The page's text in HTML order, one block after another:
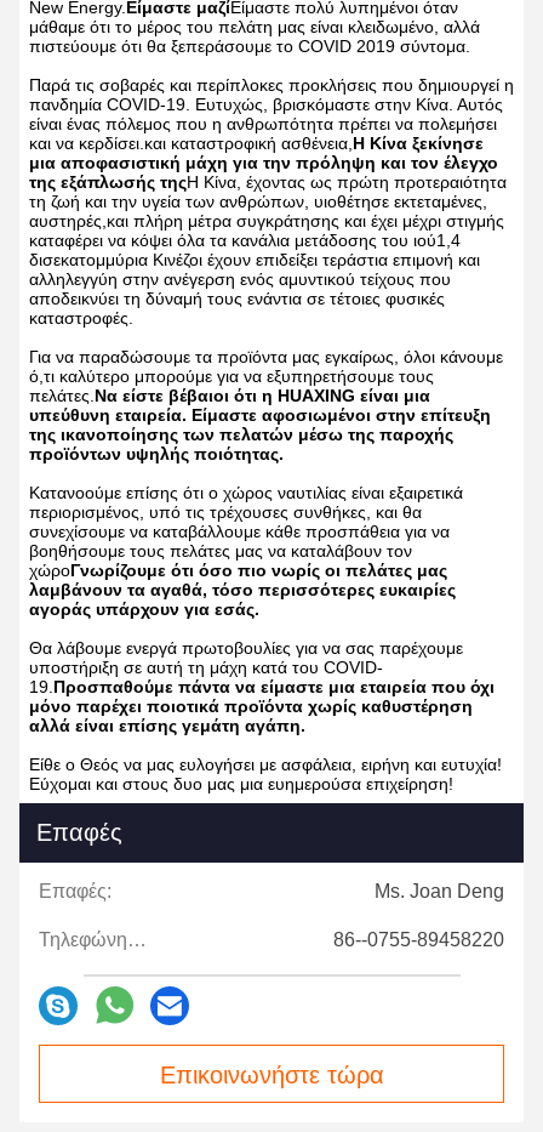
New Energy. Είμαστε μαζίΕίμαστε πολύ λυπημένοι όταν
μάθαμε ότι το μέρος του πελάτη μας είναι κλειδωμένο, αλλά
πιστεύουμε ότι θα ξεπεράσουμε το COVID 2019 σύντομα.
Παρά τις σοβαρές και περίπλοκες προκλήσεις που δημιουργεί η
πανδημία COVID-19. Ευτυχώς, βρισκόμαστε στην Κίνα. Αυτός
είναι ένας πόλεμος που η ανθρωπότητα πρέπει να πολεμήσει
και να κερδίσει.και καταστροφική ασθένεια, Η Κίνα ξεκίνησε
μια αποφασιστική μάχη για την πρόληψη και τον έλεγχο
της εξάπλωσής τηςΗ Κίνα, έχοντας ως πρώτη προτεραιότητα
τη ζωή και την υγεία των ανθρώπων, υιοθέτησε εκτεταμένες,
αυστηρές,και πλήρη μέτρα συγκράτησης και έχει μέχρι στιγμής
καταφέρει να κόψει όλα τα κανάλια μετάδοσης του ιού1,4
δισεκατομμύρια Κινέζοι έχουν επιδείξει τεράστια επιμονή και
αλληλεγγύη στην ανέγερση ενός αμυντικού τείχους που
αποδεικνύει τη δύναμή τους ενάντια σε τέτοιες φυσικές
καταστροφές.
Για να παραδώσουμε τα προϊόντα μας εγκαίρως, όλοι κάνουμε
ό,τι καλύτερο μπορούμε για να εξυπηρετήσουμε τους
πελάτες. Να είστε βέβαιοι ότι η HUAXING είναι μια
υπεύθυνη εταιρεία. Είμαστε αφοσιωμένοι στην επίτευξη
της ικανοποίησης των πελατών μέσω της παροχής
προϊόντων υψηλής ποιότητας.
Κατανοούμε επίσης ότι ο χώρος ναυτιλίας είναι εξαιρετικά
περιορισμένος, υπό τις τρέχουσες συνθήκες, και θα
συνεχίσουμε να καταβάλλουμε κάθε προσπάθεια για να
βοηθήσουμε τους πελάτες μας να καταλάβουν τον
χώροΓνωρίζουμε ότι όσο πιο νωρίς οι πελάτες μας
λαμβάνουν τα αγαθά, τόσο περισσότερες ευκαιρίες
αγοράς υπάρχουν για εσάς.
Θα λάβουμε ενεργά πρωτοβουλίες για να σας παρέχουμε
υποστήριξη σε αυτή τη μάχη κατά του COVID-
19. Προσπαθούμε πάντα να είμαστε μια εταιρεία που όχι
μόνο παρέχει ποιοτικά προϊόντα χωρίς καθυστέρηση
αλλά είναι επίσης γεμάτη αγάπη.
Είθε ο Θεός να μας ευλογήσει με ασφάλεια, ειρήνη και ευτυχία!
Εύχομαι και στους δυο μας μια ευημερούσα επιχείρηση!
Επαφές
Επαφές: Ms. Joan Deng
Τηλεφώνημα: 86--0755-89458220
Επικοινωνήστε τώρα